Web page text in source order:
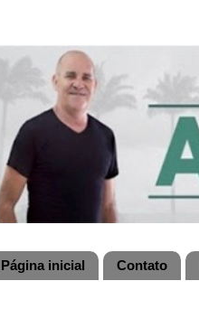
Página inicial Contato